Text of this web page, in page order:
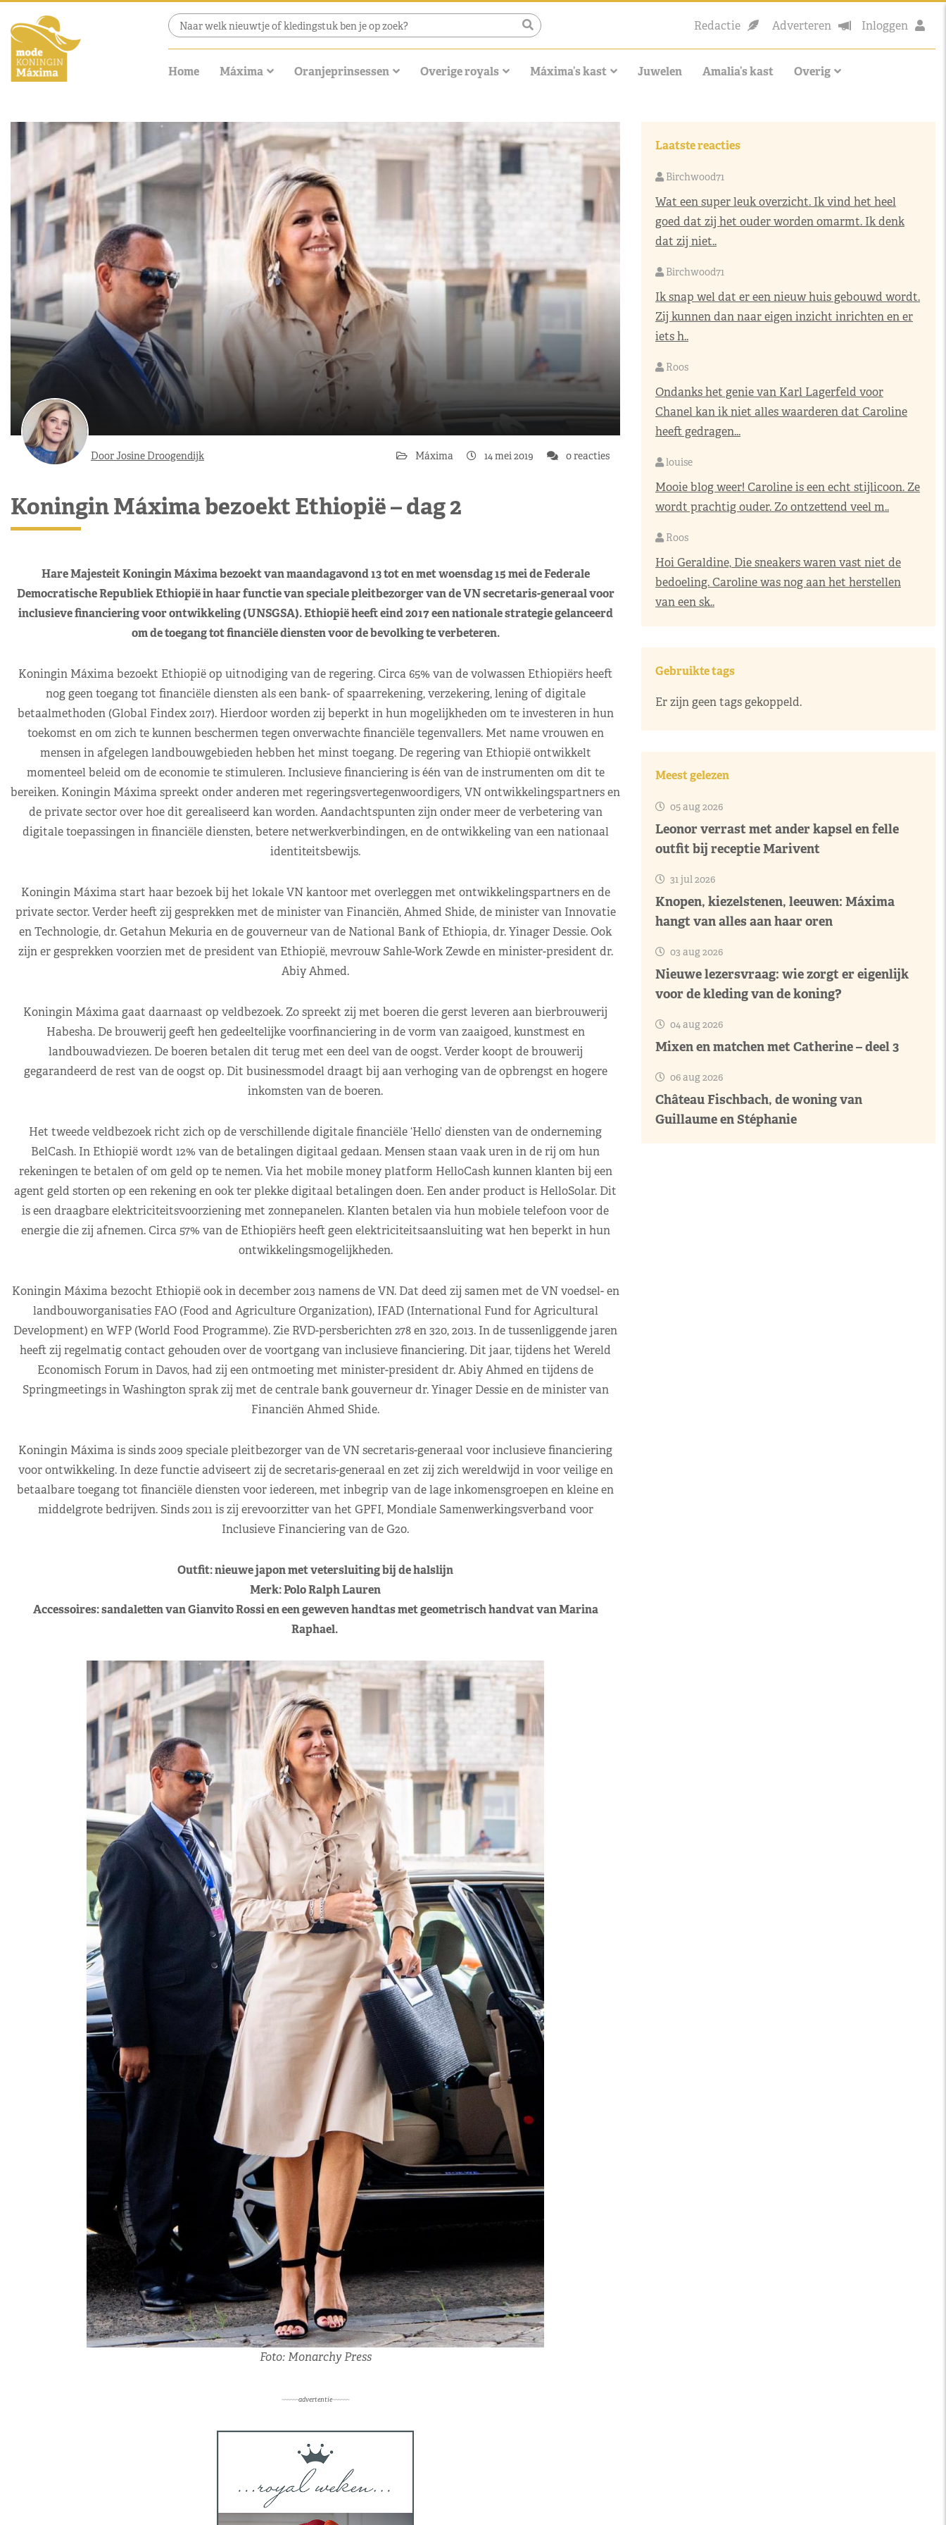
Redactie Adverteren Inloggen
Home Máxima Oranjeprinsessen Overige royals Máxima’s kast Juwelen Amalia’s kast Overig
Door Josine Droogendijk Máxima 14 mei 2019 0 reacties
Koningin Máxima bezoekt Ethiopië – dag 2
Hare Majesteit Koningin Máxima bezoekt van maandagavond 13 tot en met woensdag 15 mei de Federale
Democratische Republiek Ethiopië in haar functie van speciale pleitbezorger van de VN secretaris-generaal voor
inclusieve financiering voor ontwikkeling (UNSGSA). Ethiopië heeft eind 2017 een nationale strategie gelanceerd
om de toegang tot financiële diensten voor de bevolking te verbeteren.
Koningin Máxima bezoekt Ethiopië op uitnodiging van de regering. Circa 65% van de volwassen Ethiopiërs heeft
nog geen toegang tot financiële diensten als een bank- of spaarrekening, verzekering, lening of digitale
betaalmethoden (Global Findex 2017). Hierdoor worden zij beperkt in hun mogelijkheden om te investeren in hun
toekomst en om zich te kunnen beschermen tegen onverwachte financiële tegenvallers. Met name vrouwen en
mensen in afgelegen landbouwgebieden hebben het minst toegang. De regering van Ethiopië ontwikkelt
momenteel beleid om de economie te stimuleren. Inclusieve financiering is één van de instrumenten om dit te
bereiken. Koningin Máxima spreekt onder anderen met regeringsvertegenwoordigers, VN ontwikkelingspartners en
de private sector over hoe dit gerealiseerd kan worden. Aandachtspunten zijn onder meer de verbetering van
digitale toepassingen in financiële diensten, betere netwerkverbindingen, en de ontwikkeling van een nationaal
identiteitsbewijs.
Koningin Máxima start haar bezoek bij het lokale VN kantoor met overleggen met ontwikkelingspartners en de
private sector. Verder heeft zij gesprekken met de minister van Financiën, Ahmed Shide, de minister van Innovatie
en Technologie, dr. Getahun Mekuria en de gouverneur van de National Bank of Ethiopia, dr. Yinager Dessie. Ook
zijn er gesprekken voorzien met de president van Ethiopië, mevrouw Sahle-Work Zewde en minister-president dr.
Abiy Ahmed.
Koningin Máxima gaat daarnaast op veldbezoek. Zo spreekt zij met boeren die gerst leveren aan bierbrouwerij
Habesha. De brouwerij geeft hen gedeeltelijke voorfinanciering in de vorm van zaaigoed, kunstmest en
landbouwadviezen. De boeren betalen dit terug met een deel van de oogst. Verder koopt de brouwerij
gegarandeerd de rest van de oogst op. Dit businessmodel draagt bij aan verhoging van de opbrengst en hogere
inkomsten van de boeren.
Het tweede veldbezoek richt zich op de verschillende digitale financiële ‘Hello’ diensten van de onderneming
BelCash. In Ethiopië wordt 12% van de betalingen digitaal gedaan. Mensen staan vaak uren in de rij om hun
rekeningen te betalen of om geld op te nemen. Via het mobile money platform HelloCash kunnen klanten bij een
agent geld storten op een rekening en ook ter plekke digitaal betalingen doen. Een ander product is HelloSolar. Dit
is een draagbare elektriciteitsvoorziening met zonnepanelen. Klanten betalen via hun mobiele telefoon voor de
energie die zij afnemen. Circa 57% van de Ethiopiërs heeft geen elektriciteitsaansluiting wat hen beperkt in hun
ontwikkelingsmogelijkheden.
Koningin Máxima bezocht Ethiopië ook in december 2013 namens de VN. Dat deed zij samen met de VN voedsel- en
landbouworganisaties FAO (Food and Agriculture Organization), IFAD (International Fund for Agricultural
Development) en WFP (World Food Programme). Zie RVD-persberichten 278 en 320, 2013. In de tussenliggende jaren
heeft zij regelmatig contact gehouden over de voortgang van inclusieve financiering. Dit jaar, tijdens het Wereld
Economisch Forum in Davos, had zij een ontmoeting met minister-president dr. Abiy Ahmed en tijdens de
Springmeetings in Washington sprak zij met de centrale bank gouverneur dr. Yinager Dessie en de minister van
Financiën Ahmed Shide.
Koningin Máxima is sinds 2009 speciale pleitbezorger van de VN secretaris-generaal voor inclusieve financiering
voor ontwikkeling. In deze functie adviseert zij de secretaris-generaal en zet zij zich wereldwijd in voor veilige en
betaalbare toegang tot financiële diensten voor iedereen, met inbegrip van de lage inkomensgroepen en kleine en
middelgrote bedrijven. Sinds 2011 is zij erevoorzitter van het GPFI, Mondiale Samenwerkingsverband voor
Inclusieve Financiering van de G20.
Outfit: nieuwe japon met vetersluiting bij de halslijn
Merk: Polo Ralph Lauren
Accessoires: sandaletten van Gianvito Rossi en een geweven handtas met geometrisch handvat van Marina
Raphael.
Foto: Monarchy Press
~~~~~~advertentie~~~~~~
Laatste reacties
Birchwood71
Wat een super leuk overzicht. Ik vind het heel
goed dat zij het ouder worden omarmt. Ik denk
dat zij niet..
Birchwood71
Ik snap wel dat er een nieuw huis gebouwd wordt.
Zij kunnen dan naar eigen inzicht inrichten en er
iets h..
Roos
Ondanks het genie van Karl Lagerfeld voor
Chanel kan ik niet alles waarderen dat Caroline
heeft gedragen...
louise
Mooie blog weer! Caroline is een echt stijlicoon. Ze
wordt prachtig ouder. Zo ontzettend veel m..
Roos
Hoi Geraldine, Die sneakers waren vast niet de
bedoeling. Caroline was nog aan het herstellen
van een sk..
Gebruikte tags
Er zijn geen tags gekoppeld.
Meest gelezen
05 aug 2026
Leonor verrast met ander kapsel en felle
outfit bij receptie Marivent
31 jul 2026
Knopen, kiezelstenen, leeuwen: Máxima
hangt van alles aan haar oren
03 aug 2026
Nieuwe lezersvraag: wie zorgt er eigenlijk
voor de kleding van de koning?
04 aug 2026
Mixen en matchen met Catherine – deel 3
06 aug 2026
Château Fischbach, de woning van
Guillaume en Stéphanie